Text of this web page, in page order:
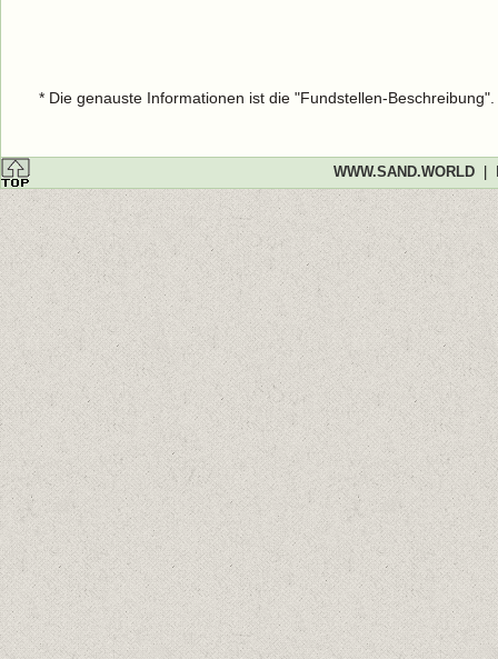
* Die genauste Informationen ist die "Fundstellen-
WWW.SAND.WORLD|